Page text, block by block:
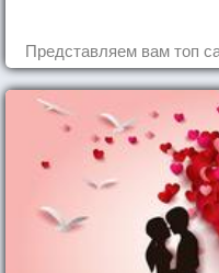
Представляем вам топ